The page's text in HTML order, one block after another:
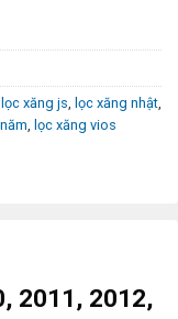
lọc xăng js lọc xăng nhật
lọc xăng vios
2011, 2012,